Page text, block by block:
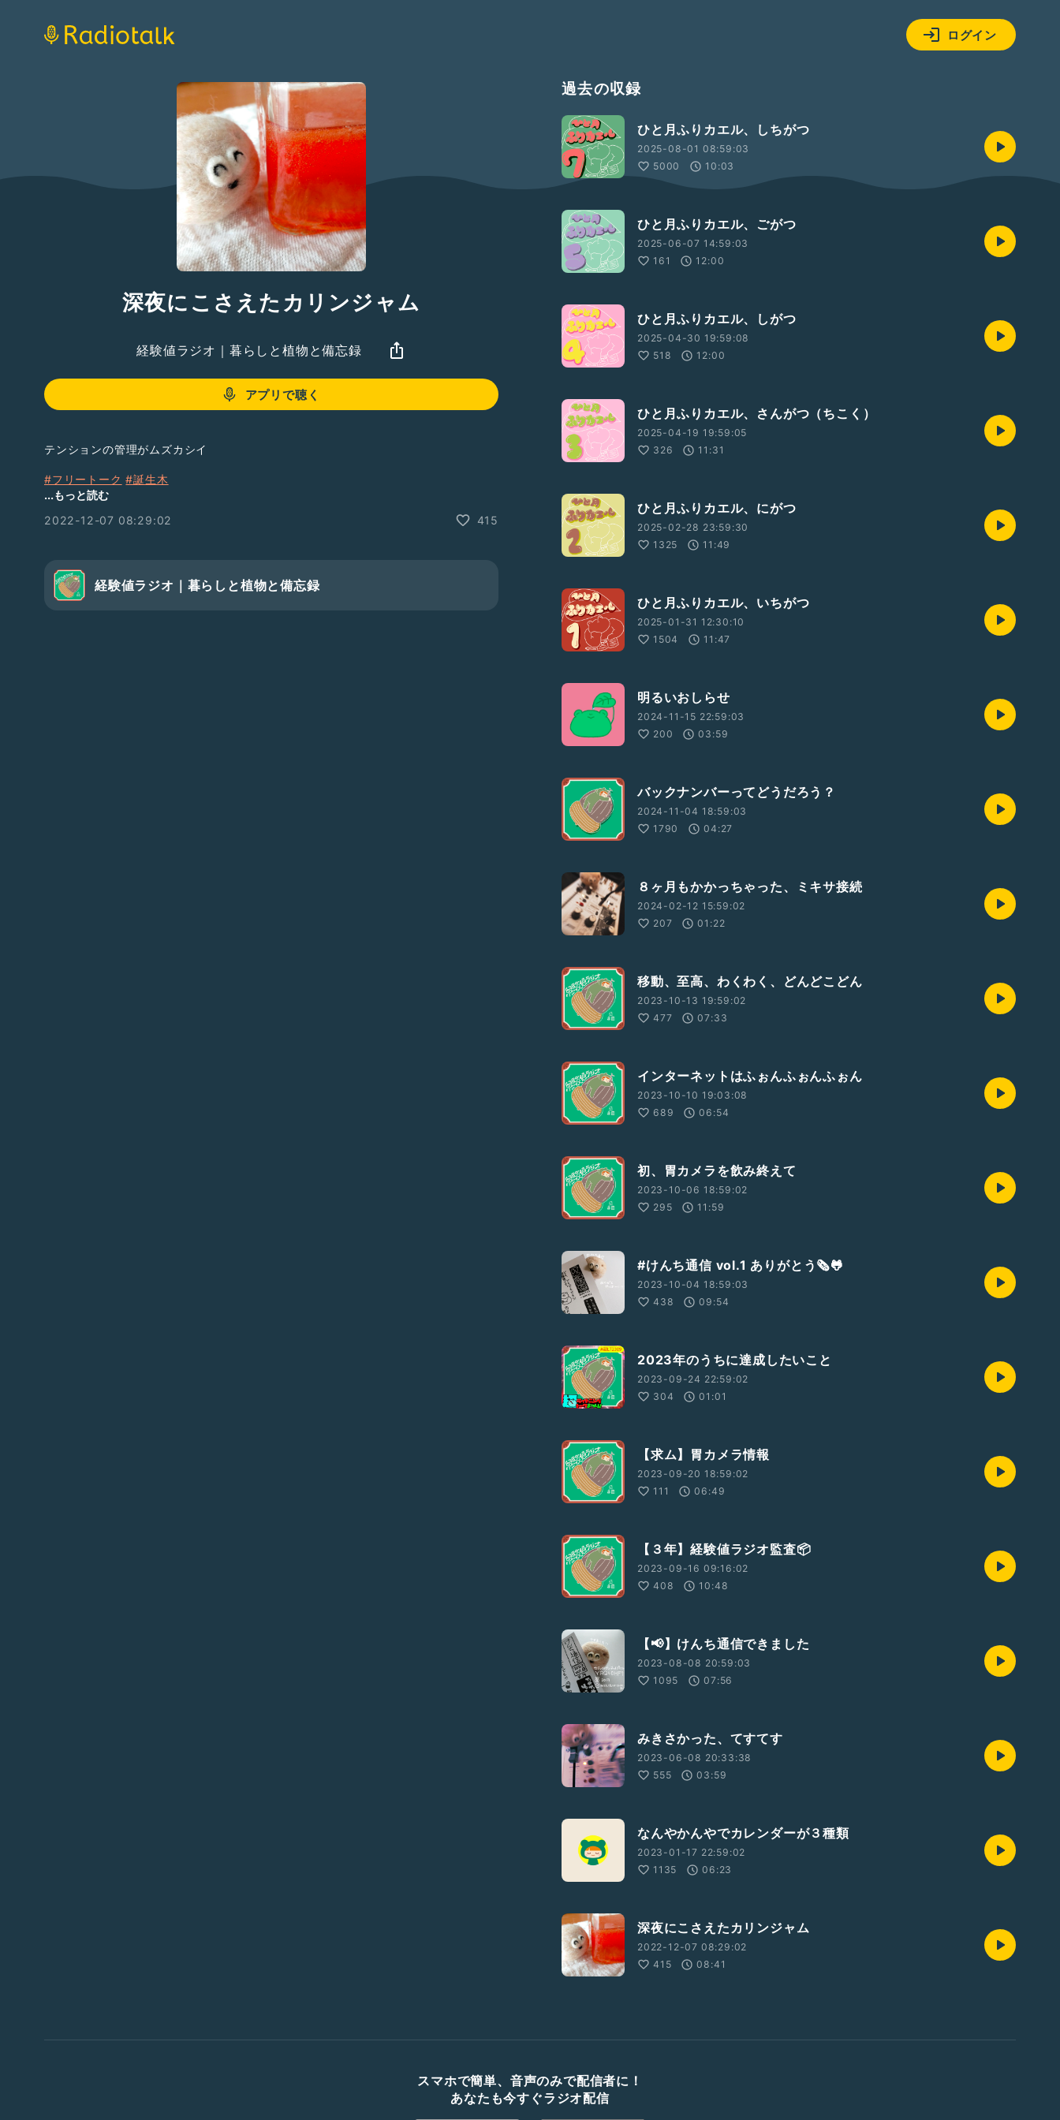
ログイン
深夜にこさえたカリンジャム
経験値ラジオ｜暮らしと植物と備忘録
アプリで聴く
テンションの管理がムズカシイ
#フリートーク #誕生木
...もっと読む
2022-12-07 08:29:02
415
経験値ラジオ｜暮らしと植物と備忘録
過去の収録
ひと月ふりカエル、しちがつ
2025-08-01 08:59:03
5000
10:03
ひと月ふりカエル、ごがつ
2025-06-07 14:59:03
161
12:00
ひと月ふりカエル、しがつ
2025-04-30 19:59:08
518
12:00
ひと月ふりカエル、さんがつ（ちこく）
2025-04-19 19:59:05
326
11:31
ひと月ふりカエル、にがつ
2025-02-28 23:59:30
1325
11:49
ひと月ふりカエル、いちがつ
2025-01-31 12:30:10
1504
11:47
明るいおしらせ
2024-11-15 22:59:03
200
03:59
バックナンバーってどうだろう？
2024-11-04 18:59:03
1790
04:27
８ヶ月もかかっちゃった、ミキサ接続
2024-02-12 15:59:02
207
01:22
移動、至高、わくわく、どんどこどん
2023-10-13 19:59:02
477
07:33
インターネットはふぉんふぉんふぉん
2023-10-10 19:03:08
689
06:54
初、胃カメラを飲み終えて
2023-10-06 18:59:02
295
11:59
#けんち通信 vol.1 ありがとう🗞🐸
2023-10-04 18:59:03
438
09:54
2023年のうちに達成したいこと
2023-09-24 22:59:02
304
01:01
【求ム】胃カメラ情報
2023-09-20 18:59:02
111
06:49
【３年】経験値ラジオ監査📦
2023-09-16 09:16:02
408
10:48
【📢】けんち通信できました
2023-08-08 20:59:03
1095
07:56
みきさかった、てすてす
2023-06-08 20:33:38
555
03:59
なんやかんやでカレンダーが３種類
2023-01-17 22:59:02
1135
06:23
深夜にこさえたカリンジャム
2022-12-07 08:29:02
415
08:41
スマホで簡単、音声のみで配信者に！
あなたも今すぐラジオ配信